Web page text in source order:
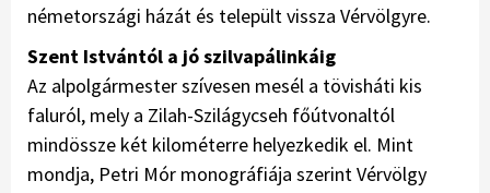
németországi házát és települt vissza Vérvölgyre.
Szent Istvántól a jó szilvapálinkáig
Az alpolgármester szívesen mesél a tövisháti kis
faluról, mely a Zilah-Szilágycseh főútvonaltól
mindössze két kilométerre helyezkedik el. Mint
mondja, Petri Mór monográfiája szerint Vérvölgy